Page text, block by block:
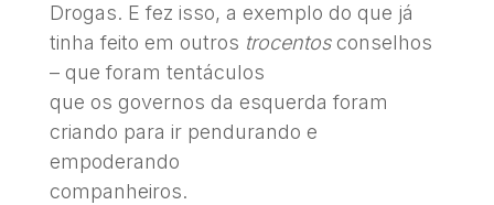
Drogas. E fez isso, a exemplo do que já
tinha feito em outros trocentosconselhos
– que foram tentáculos
que os governos da esquerda foram
criando para ir pendurando e
empoderando
companheiros.